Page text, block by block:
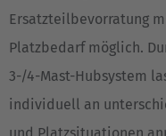
Ersatzteilbevorratung
Platzbedarf möglich.
3-/4-Mast-Hubsystem
individuell an